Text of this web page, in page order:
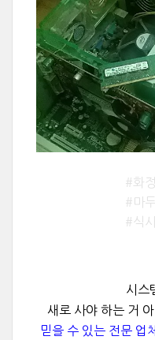
#화
#마
#식
시스
새로 사야 하는 거
믿을 수 있는 전문 업